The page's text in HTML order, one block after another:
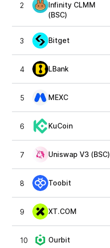
2
Infinity CLMM
(BSC)
3 Bitget
4 LBank
5 MEXC
6 KuCoin
7 Uniswap V3 (BSC)
8 Toobit
9 XT.COM
10 Ourbit